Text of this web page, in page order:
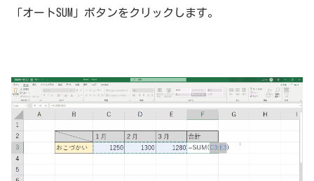
「オートSUM」ボタンをクリックします。